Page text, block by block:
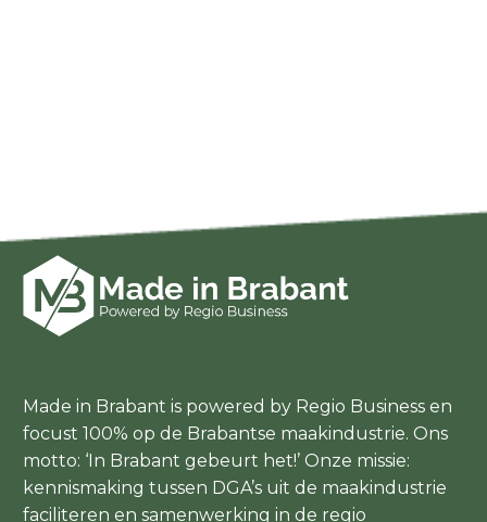
Made in Brabant is powered by Regio Business en
focust 100% op de Brabantse maakindustrie. Ons
motto: ‘In Brabant gebeurt het!’ Onze missie:
kennismaking tussen DGA’s uit de maakindustrie
faciliteren en samenwerking in de regio